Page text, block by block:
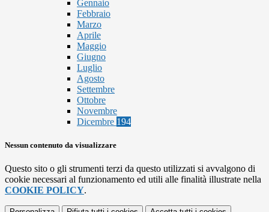
Gennaio
Febbraio
Marzo
Aprile
Maggio
Giugno
Luglio
Agosto
Settembre
Ottobre
Novembre
Dicembre 194
Nessun contenuto da visualizzare
Questo sito o gli strumenti terzi da questo utilizzati si avvalgono di
cookie necessari al funzionamento ed utili alle finalità illustrate nella
COOKIE POLICY.